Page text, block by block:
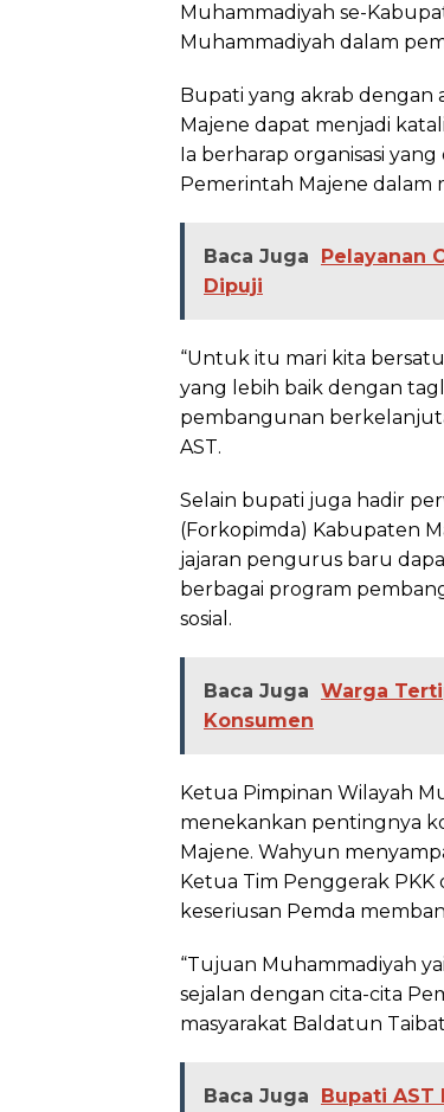
Muhammadiyah se-
Muhammadiyah dalam
Bupati yang akrab dengan
Majene dapat menjadi
Ia berharap organisasi
Pemerintah Majene dalam
Baca Juga
Pelayanan
Dipuji
“Untuk itu mari kita
yang lebih baik dengan
pembangunan
AST.
Selain bupati juga hadir
(Forkopimda) Kabupaten
jajaran pengurus baru
berbagai program
sosial.
Baca Juga Warga
Konsumen
Ketua Pimpinan Wilayah
menekankan pentingnya
Majene. Wahyun
Ketua Tim Penggerak
keseriusan Pemda
“Tujuan Muhammadiyah
sejalan dengan cita-cita
masyarakat Baldatun
Baca Juga
Bupati AST